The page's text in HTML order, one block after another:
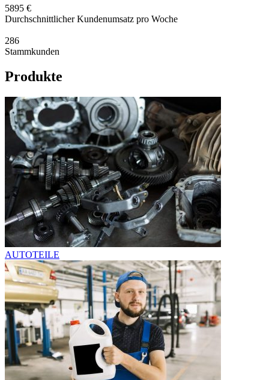
5895 €
Durchschnittlicher Kundenumsatz pro Woche
286
Stammkunden
Produkte
AUTOTEILE